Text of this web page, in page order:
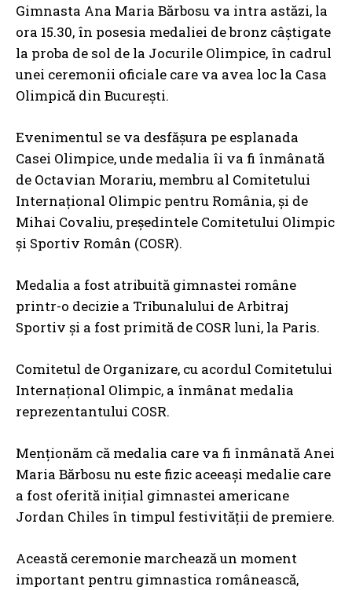
Gimnasta Ana Maria Bărbosu va intra astăzi, la
ora 15.30, în posesia medaliei de bronz câștigate
la proba de sol de la Jocurile Olimpice, în cadrul
unei ceremonii oficiale care va avea loc la Casa
Olimpică din București.
Evenimentul se va desfășura pe esplanada
Casei Olimpice, unde medalia îi va fi înmânată
de Octavian Morariu, membru al Comitetului
Internațional Olimpic pentru România, și de
Mihai Covaliu, președintele Comitetului Olimpic
și Sportiv Român (COSR).
Medalia a fost atribuită gimnastei române
printr-o decizie a Tribunalului de Arbitraj
Sportiv și a fost primită de COSR luni, la Paris.
Comitetul de Organizare, cu acordul Comitetului
Internațional Olimpic, a înmânat medalia
reprezentantului COSR.
Menționăm că medalia care va fi înmânată Anei
Maria Bărbosu nu este fizic aceeași medalie care
a fost oferită inițial gimnastei americane
Jordan Chiles în timpul festivității de premiere.
Această ceremonie marchează un moment
important pentru gimnastica românească,